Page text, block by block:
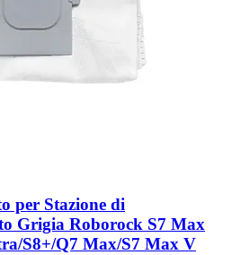
per Stazione di
Grigia Roborock S7 Max
S8+/Q7 Max/S7 Max V